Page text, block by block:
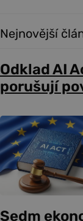
Nejnovější
Odklad AI
porušují
Sedm